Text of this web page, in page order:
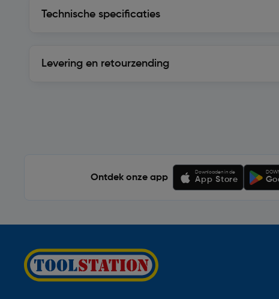
Technische specificaties
Levering en retourzending
Ontdek onze app
Downloaden in de
App Store